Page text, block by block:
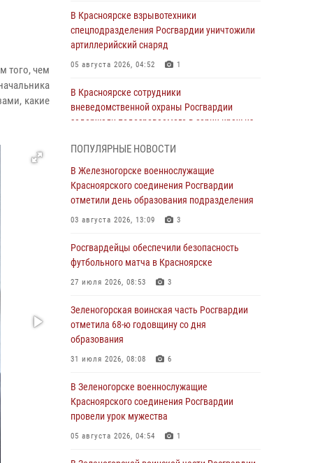
того, чем
какие
В Красноярске взрывотехники
спецподразделения Росгвардии уничтожили
артиллерийский снаряд
05 августа 2026, 04:52 1
В Красноярске сотрудники
вневедомственной охраны Росгвардии
задержали подозреваемого в серии краж из
Сотрудники Росгвардии обеспечили
общественный порядок во время
проведения экстремального заплыва в
04 августа 2026, 08:36 1
В Красноярске сотрудники Росгвардии
супермаркета
04 августа 2026, 06:50
Военнослужащие Красноярского соединения
с тонкостями РХБ защиты
03 августа 2026, 13:12 2
В Железногорске военнослужащие
отметили день образования подразделения
ПОПУЛЯРНЫЕ НОВОСТИ
В Железногорске военнослужащие
Красноярского соединения Росгвардии
отметили день образования подразделения
03 августа 2026, 13:09 3
Росгвардейцы обеспечили безопасность
футбольного матча в Красноярске
27 июля 2026, 08:53 3
Зеленогорская воинская часть Росгвардии
отметила 68-ю годовщину со дня
образования
31 июля 2026, 08:08 6
В Зеленогорске военнослужащие
Красноярского соединения Росгвардии
провели урок мужества
05 августа 2026, 04:54 1